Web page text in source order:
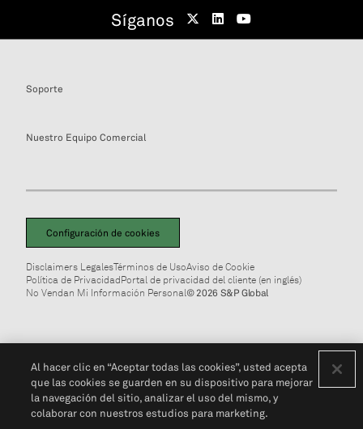
Síganos
Soporte
Nuestro Equipo Comercial
Configuración de cookies
Disclaimers LegalesTérminos de UsoAviso de Cookie
Política de PrivacidadPortal de privacidad del cliente (en inglés)
No Vendan Mi Información Personal© 2026 S&P Global
Al hacer clic en “Aceptar todas las cookies”, usted acepta
que las cookies se guarden en su dispositivo para mejorar
la navegación del sitio, analizar el uso del mismo, y
colaborar con nuestros estudios para marketing.